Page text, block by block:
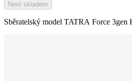
Není skladem
Sběratelský model TATRA Force 3gen